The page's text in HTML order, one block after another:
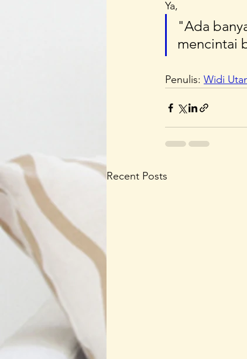
Ya,
"Ada
mencintai
Penulis: Widi
Recent Posts